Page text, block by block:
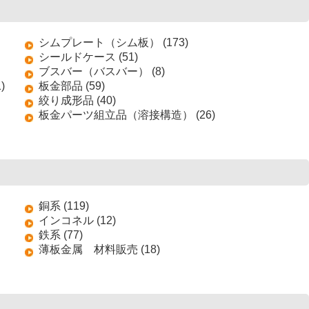
シムプレート（シム板） (173)
シールドケース (51)
ブスバー（バスバー） (8)
板金部品 (59)
絞り成形品 (40)
板金パーツ組立品（溶接構造） (26)
銅系 (119)
インコネル (12)
鉄系 (77)
薄板金属 材料販売 (18)